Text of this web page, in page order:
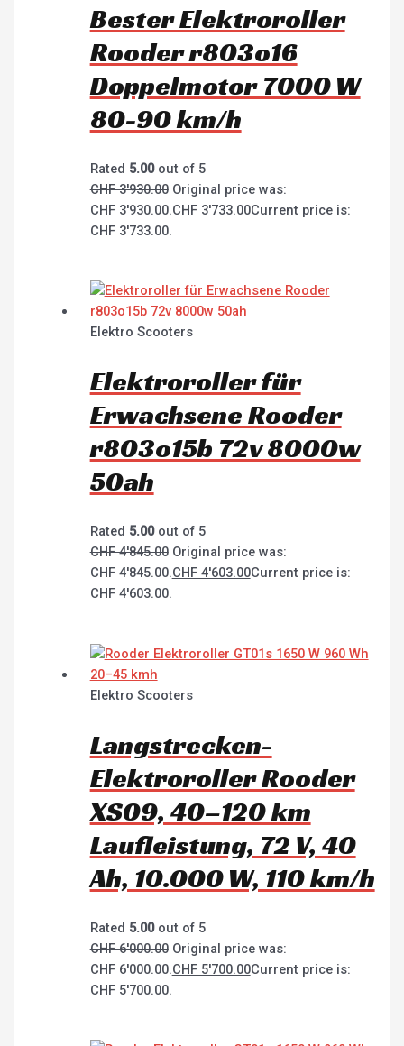
Bester Elektroroller
Rooder r803o16
Doppelmotor 7000 W
80-90 km/h
Rated 5.00out of 5
CHF3'930.00 Original price was:
CHF 3'930.00.CHF3'733.00Current price is:
CHF 3'733.00.
Elektro Scooters
Elektroroller für
Erwachsene Rooder
r803o15b 72v 8000w
50ah
Rated 5.00out of 5
CHF4'845.00 Original price was:
CHF 4'845.00.CHF4'603.00Current price is:
CHF 4'603.00.
Elektro Scooters
Langstrecken-
Elektroroller Rooder
XS09, 40–120 km
Laufleistung, 72 V, 40
Ah, 10.000 W, 110 km/h
Rated 5.00out of 5
CHF6'000.00 Original price was:
CHF 6'000.00.CHF5'700.00Current price is:
CHF 5'700.00.